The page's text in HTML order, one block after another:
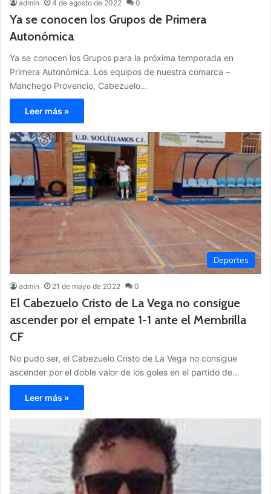
admin 4 de agosto de 2022 0
Ya se conocen los Grupos de Primera
Autonómica
Ya se conocen los Grupos para la próxima temporada en
Primera Autonómica. Los equipos de nuestra comarca –
Manchego Provencio, Cabezuelo…
Leer más »
Deportes
admin 21 de mayo de 2022 0
El Cabezuelo Cristo de La Vega no consigue
ascender por el empate 1-1 ante el Membrilla
CF
No pudo ser, el Cabezuelo Cristo de La Vega no consigue
ascender por el doble valor de los goles en el partido de…
Leer más »